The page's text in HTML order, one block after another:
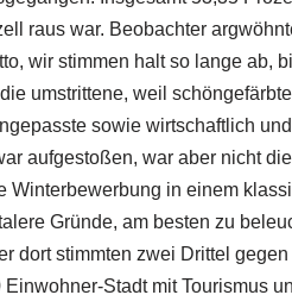
raus war. Beobachter
wir stimmen halt so lange ab,
umstrittene, weil
sowie wirtschaftlich
aufgestoßen, war aber nicht
in einem
Gründe, am besten zu
dort stimmten zwei Drittel
Stadt mit Tourismus